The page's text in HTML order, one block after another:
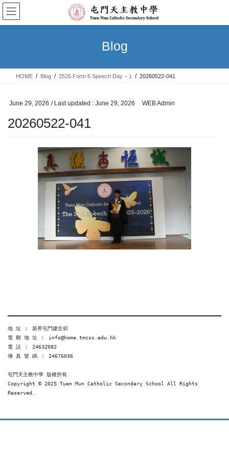
Skip
the
Skip
the
Blog
HOME Blog 2526 Form 6 Speech Day – 1 20260522-041
June 29, 2026 / Last updated : June 29, 2026 WEB Admin
20260522-041
地 址 ︰ 新界屯門建生邨
電 郵 地 址 ︰ info@home.tmcss.edu.hk
電 話 ︰ 24632082
傳 真 號 碼 ︰ 24676036
屯門天主教中學 版權所有
Copyright © 2025 Tuen Mun Catholic Secondary School All Rights
Reserved.